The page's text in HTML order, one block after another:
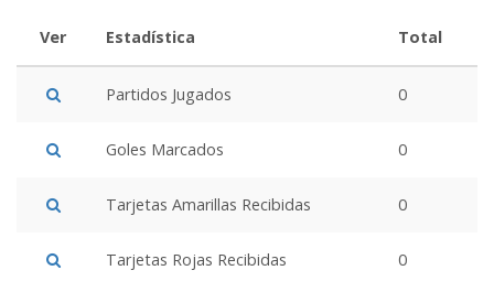
Ver Estadística Total
Partidos Jugados 0
Goles Marcados 0
Tarjetas Amarillas Recibidas 0
Tarjetas Rojas Recibidas 0